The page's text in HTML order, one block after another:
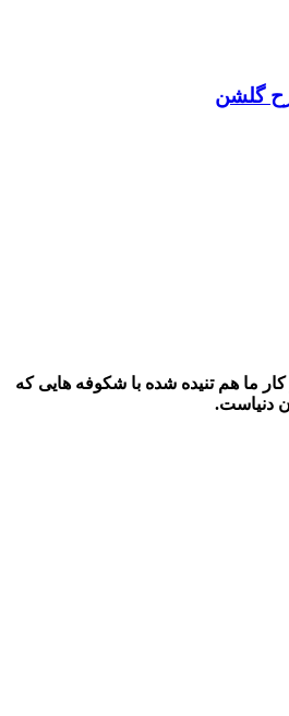
گلشن
ما هم تنیده شده با شکوفه هایی که
دنیاست.